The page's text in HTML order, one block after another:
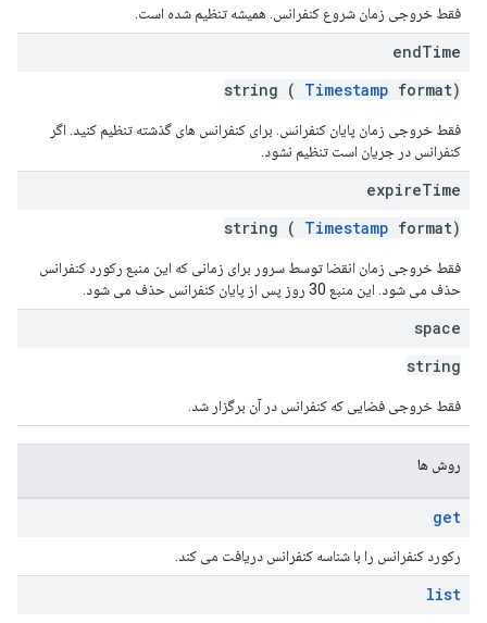
فقط خروجی زمان شروع کنفرانس. همیشه تنظیم شده است.
endTime
string ( Timestamp format)
فقط خروجی زمان پایان کنفرانس. برای کنفرانس های گذشته تنظیم کنید. اگر
کنفرانس در جریان است تنظیم نشود.
expireTime
string ( Timestamp format)
فقط خروجی زمان انقضا توسط سرور برای زمانی که این منبع رکورد کنفرانس
حذف می شود. این منبع 30 روز پس از پایان کنفرانس حذف می شود.
space
string
فقط خروجی فضایی که کنفرانس در آن برگزار شد.
روش ها
get
رکورد کنفرانس را با شناسه کنفرانس دریافت می کند.
list